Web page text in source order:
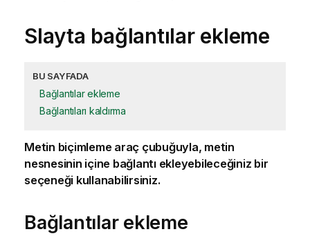
Slayta bağlantılar ekleme
BU SAYFADA
Bağlantılar ekleme
Bağlantıları kaldırma
Metin biçimleme araç çubuğuyla, metin
nesnesinin içine bağlantı ekleyebileceğiniz bir
seçeneği kullanabilirsiniz.
Bağlantılar ekleme